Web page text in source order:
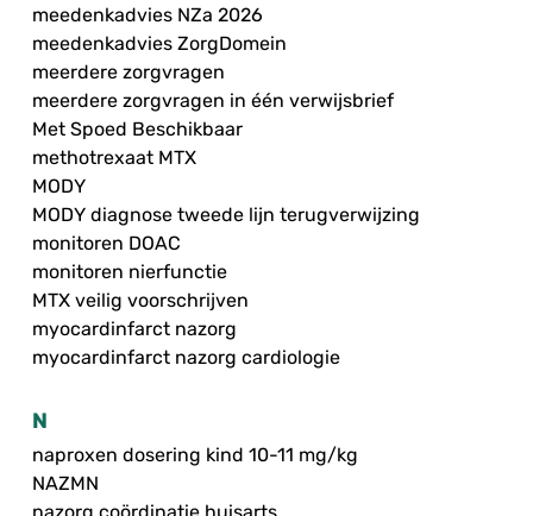
meedenkadvies NZa 2026
meedenkadvies ZorgDomein
meerdere zorgvragen
meerdere zorgvragen in één verwijsbrief
Met Spoed Beschikbaar
methotrexaat MTX
MODY
MODY diagnose tweede lijn terugverwijzing
monitoren DOAC
monitoren nierfunctie
MTX veilig voorschrijven
myocardinfarct nazorg
myocardinfarct nazorg cardiologie
N
naproxen dosering kind 10-11 mg/kg
NAZMN